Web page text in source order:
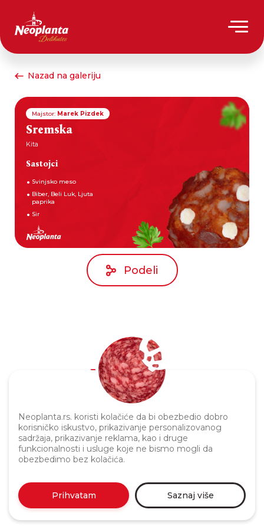
Neoplanta.rs. koristi kolačiće da bi obezbedio dobro
korisničko iskustvo, prikazivanje personalizovanog
sadržaja, prikazivanje reklama, kao i druge
funkcionalnosti i usluge koje ne bismo mogli da
obezbedimo bez kolačića.
Prihvatam Saznaj više
Nazad na galeriju
Majstor: Marek Pizdek
Sremska
Kita
Sastojci
Svinjsko meso
Biber, Beli Luk, Ljuta
paprika
Sir
Podeli